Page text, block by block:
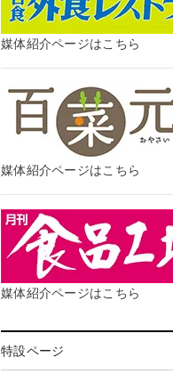
媒体紹介ページはこちら
媒体紹介ページはこちら
媒体紹介ページはこちら
特設ページ